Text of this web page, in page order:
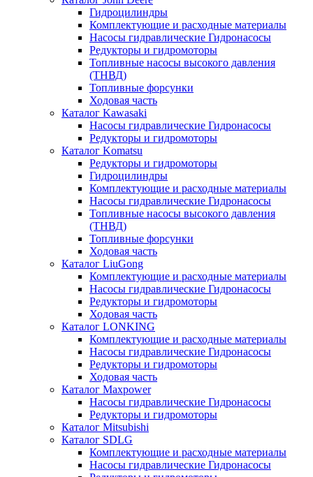
Гидроцилиндры
Комплектующие и расходные материалы
Насосы гидравлические Гидронасосы
Редукторы и гидромоторы
Топливные насосы высокого давления
(ТНВД)
Топливные форсунки
Ходовая часть
Каталог Kawasaki
Насосы гидравлические Гидронасосы
Редукторы и гидромоторы
Каталог Komatsu
Редукторы и гидромоторы
Гидроцилиндры
Комплектующие и расходные материалы
Насосы гидравлические Гидронасосы
Топливные насосы высокого давления
(ТНВД)
Топливные форсунки
Ходовая часть
Каталог LiuGong
Комплектующие и расходные материалы
Насосы гидравлические Гидронасосы
Редукторы и гидромоторы
Ходовая часть
Каталог LONKING
Комплектующие и расходные материалы
Насосы гидравлические Гидронасосы
Редукторы и гидромоторы
Ходовая часть
Каталог Maxpower
Насосы гидравлические Гидронасосы
Редукторы и гидромоторы
Каталог Mitsubishi
Каталог SDLG
Комплектующие и расходные материалы
Насосы гидравлические Гидронасосы